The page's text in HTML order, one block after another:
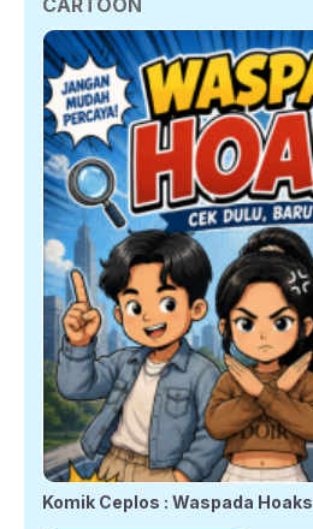
CARTOON
Komik Ceplos : Waspada Hoaks